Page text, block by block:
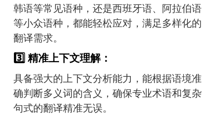
韩语等常见语种，还是西班牙语、阿拉伯语
等小众语种，都能轻松应对，满足多样化的
翻译需求。
3️⃣ 精准上下文理解：
具备强大的上下文分析能力，能根据语境准
确判断多义词的含义，确保专业术语和复杂
句式的翻译精准无误。